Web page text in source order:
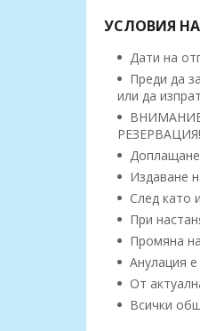
УСЛОВИЯ
Дати на
Преди да
или да
РЕЗЕРВАЦИЯ!
Доплащане
Издаване
След като
При
Промяна
Анулация
От
Всички